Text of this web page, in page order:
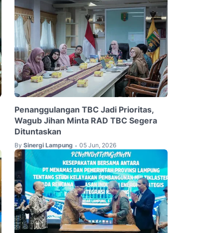
Penanggulangan TBC Jadi Prioritas,
Wagub Jihan Minta RAD TBC Segera
Dituntaskan
By Sinergi Lampung • 05 Jun, 2026